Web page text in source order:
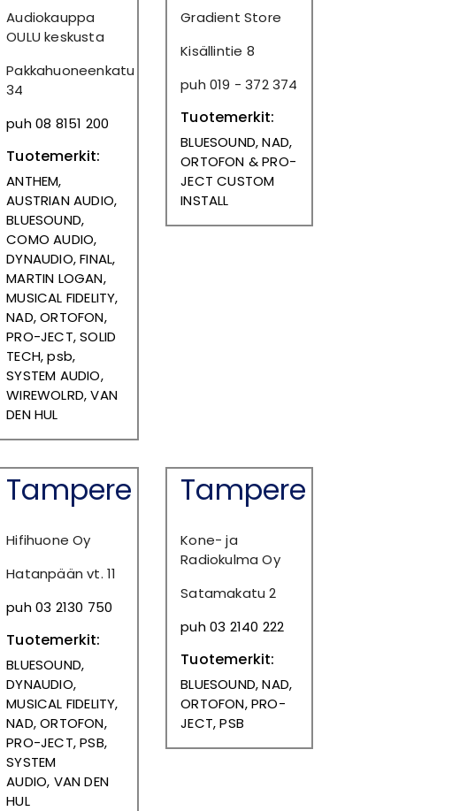
Audiokauppa
OULU keskusta
Pakkahuoneenkatu
34
puh 08 8151 200
Tuotemerkit:
ANTHEM,
AUSTRIAN AUDIO,
BLUESOUND,
COMO AUDIO,
DYNAUDIO, FINAL,
MARTIN LOGAN,
MUSICAL FIDELITY,
NAD, ORTOFON,
PRO-JECT, SOLID
TECH, psb,
SYSTEM AUDIO,
WIREWOLRD, VAN
DEN HUL
Gradient Store
Kisällintie 8
puh 019 - 372 374
Tuotemerkit:
BLUESOUND, NAD,
ORTOFON & PRO-
JECT CUSTOM
INSTALL
Tampere
Hifihuone Oy
Hatanpään vt. 11
puh 03 2130 750
Tuotemerkit:
BLUESOUND,
DYNAUDIO,
MUSICAL FIDELITY,
NAD, ORTOFON,
PRO-JECT, PSB,
SYSTEM
AUDIO, VAN DEN
HUL
Tampere
Kone- ja
Radiokulma Oy
Satamakatu 2
puh 03 2140 222
Tuotemerkit:
BLUESOUND, NAD,
ORTOFON, PRO-
JECT, PSB